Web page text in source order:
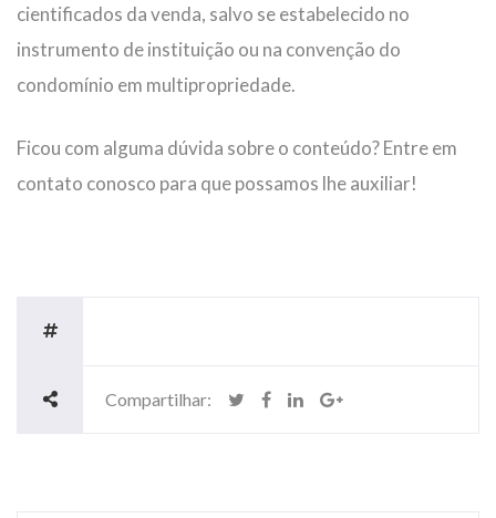
cientificados da venda, salvo se estabelecido no
instrumento de instituição ou na convenção do
condomínio em multipropriedade.
Ficou com alguma dúvida sobre o conteúdo? Entre em
contato conosco para que possamos lhe auxiliar!
Compartilhar: